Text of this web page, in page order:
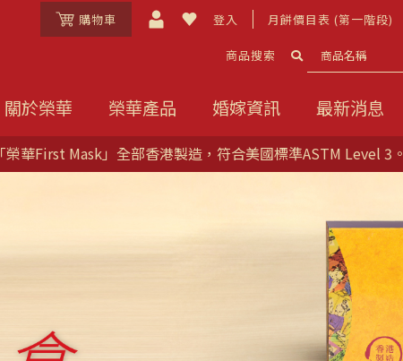
登入 月餅價目表 (第一階段)
購物車
商品搜索
關於榮華 榮華產品 婚嫁資訊 最新消息
「榮華First Mask」全部香港製造，符合美國標準ASTM Level 3。